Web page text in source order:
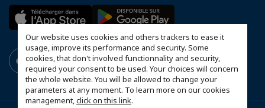
Our website uses cookies and others trackers to ease it
usage, improve its performance and security. Some
cookies, that don't involved functionnality and security,
required your consent to be used. Your choices will concern
the whole website. You will be allowed to change your
parameters at any moment. To learn more on our cookies
management,click on this link.